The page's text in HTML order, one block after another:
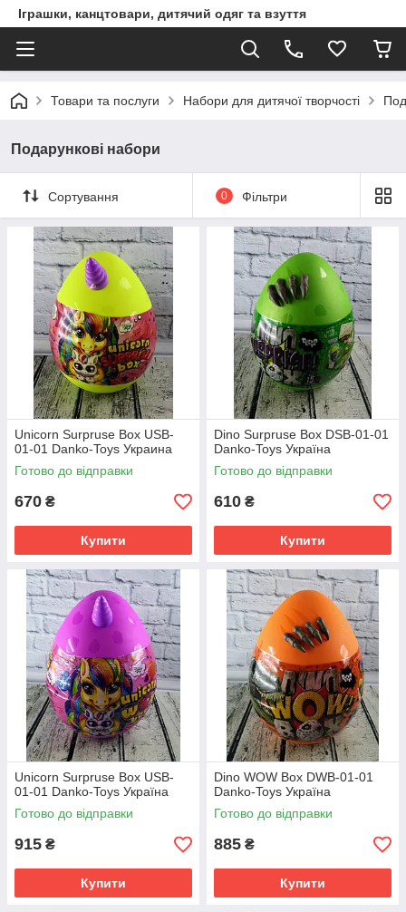
Іграшки, канцтовари, дитячий одяг та взуття
Товари та послуги Набори для дитячої творчості
Подарункові набори
Сортування 0 Фільтри
Unicorn Surpruse Box USB-
01-01 Danko-Toys Украина
Готово до відправки
670 ₴
Купити
Dino Surpruse Box DSB-01-01
Danko-Toys Україна
Готово до відправки
610 ₴
Купити
Unicorn Surpruse Box USB-
01-01 Danko-Toys Україна
Готово до відправки
915 ₴
Купити
Dino WOW Box DWB-01-01
Danko-Toys Україна
Готово до відправки
885 ₴
Купити